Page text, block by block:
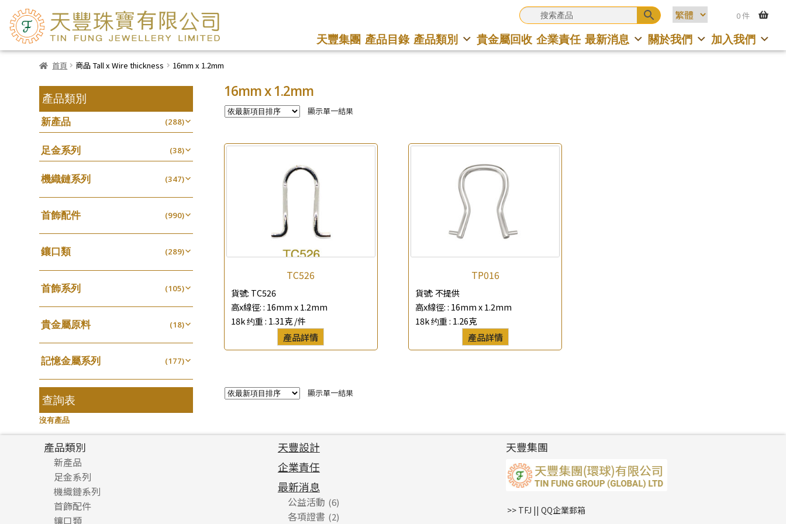
0 件
天豐集團 產品目錄 產品類別 貴金屬回收 企業責任 最新消息 關於我們 加入我們
首頁 商品 Tall x Wire thickness 16mm x 1.2mm
16mm x 1.2mm
顯示單一結果
TC526
貨號: TC526
高x線徑: : 16mm x 1.2mm
18k 约重 : 1.31克 /件
產品詳情
TP016
貨號: 不提供
高x線徑: : 16mm x 1.2mm
18k 约重 : 1.26克
產品詳情
產品查詢 ×
你的名字
公司名稱
*e-mail
*聯絡電話
查詢以下產品
顯示單一結果
產品類別
新產品 (288)
足金系列 (38)
機織鏈系列 (347)
珠仔鏈 (25)
镶口链 (61)
管狀網鏈 (11)
十字鏈系列 (56)
十字車花鏈系列 (48)
十字閃O鏈系列 (27)
十字錘打鏈系列 (17)
側身車花鏈系列 (8)
側身鏈系列
肖邦鏈系列 (14)
雙十字鏈系列 (4)
水波鏈系列
蛇骨鏈系列
鏈尾系列
盒子鏈系列
嘴唇鏈系列
竹節鏈系列
S車花鏈系列
首飾配件 (990)
耳環類配件 (341)
卷迫系列 (13)
螺絲迫系列 (15)
梅花迫系列 (19)
平臺迫系列 (74)
綫拍系列 (42)
美拍系列 (16)
耳針系列 (6)
耳環扣系列
耳綫/耳鈎系列
耳環爪頭
耳環
鏈類配件
調節珠系列
生圈扣系列
鴨俐制系列
字母吊墜
相盒吊墜 (11)
生肖吊墜
管扣系列
星座吊墜
水泡扣
其他類配件 (161)
珠盤系列 (16)
袖口鈕系列 (7)
焊片及鐳射綫 (2)
空心車花管 (19)
其他 (104)
無孔光身珠 (7)
無孔批花珠
空心批花珠 (22)
鑲口類 (289)
四爪頭系列 (20)
六爪頭系列 (41)
車花片 (35)
動感車花片 (20)
鑲口戒指 (16)
鑲口手鏈系列 (146)
首飾系列 (105)
手镯系列 (8)
戒指系列 (8)
空心耳環 (27)
空心车花管首饰链 (15)
空心手鐲系列 (8)
牛仔鏈
貴金屬原料 (18)
千足金 (18)
記憶金屬系列 (177)
記憶戒指 (30)
拉簧珠珠手鏈
記憶鈦手鐲
查詢表
沒有產品
產品類別
新產品
足金系列
足金配件
機織鏈系列
珠仔鏈
镶口链
首飾配件
耳環類配件
鑲口類
天豐設計
企業責任
最新消息
公益活動 (6)
各項證書 (2)
天豐集團
>> TFJ || QQ企業郵箱